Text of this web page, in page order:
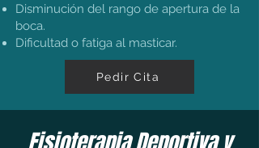
Disminución del rango de apertura de la
boca.
Dificultad o fatiga al masticar.
Pedir Cita